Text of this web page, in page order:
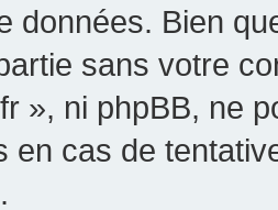
données. Bien
sans votre
», ni phpBB, ne
en cas de